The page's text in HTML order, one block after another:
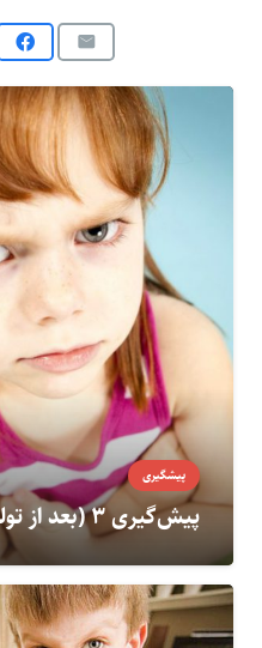
پیشگیری
پیش‌گیری ۳ (بعد از تولد)